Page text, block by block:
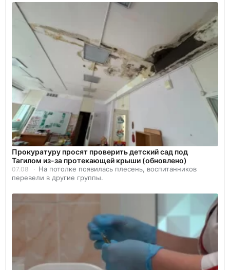
Прокуратуру просят проверить детский сад под
Тагилом из-за протекающей крыши (обновлено)
07.08
На потолке появилась плесень, воспитанников
перевели в другие группы.